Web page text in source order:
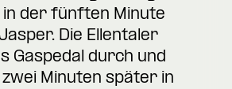
in der fünften Minute
Die Ellentaler
Gaspedal durch und
Minuten später in